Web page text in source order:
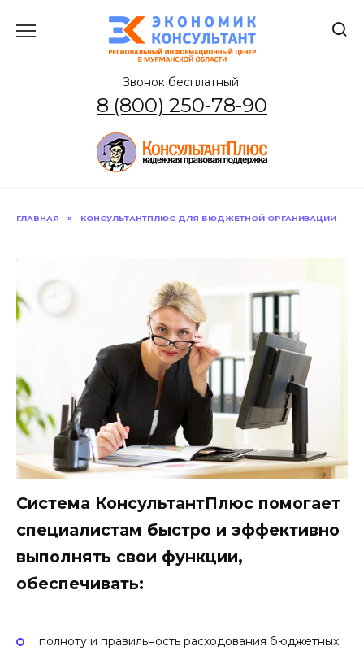
содержанию
Звонок бесплатный:
8 (800) 250-78-90
ГЛАВНАЯ » КОНСУЛЬТАНТПЛЮС ДЛЯ БЮДЖЕТНОЙ ОРГАНИЗАЦИИ
Система КонсультантПлюс помогает
специалистам быстро и эффективно
выполнять свои функции,
обеспечивать:
полноту и правильность расходования бюджетных